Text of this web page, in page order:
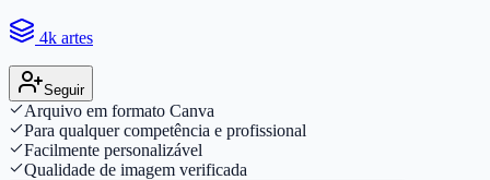
4k artes
Seguir
Arquivo em formato Canva
Para qualquer competência e profissional
Facilmente personalizável
Qualidade de imagem verificada